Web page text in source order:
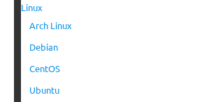
Linux
Arch Linux
Debian
CentOS
Ubuntu